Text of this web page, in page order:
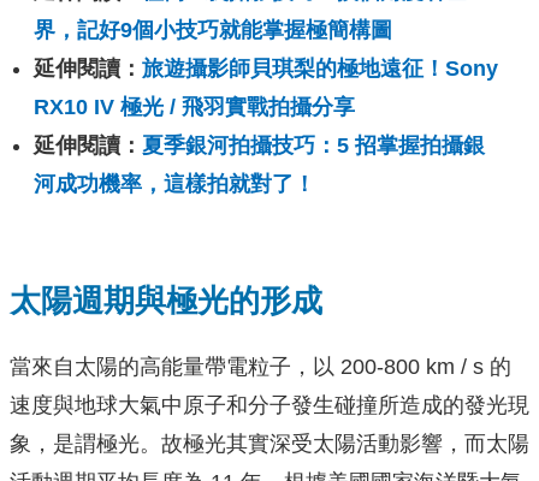
界，記好9個小技巧就能掌握極簡構圖
延伸閱讀： 旅遊攝影師貝琪梨的極地遠征！Sony
RX10 IV 極光 / 飛羽實戰拍攝分享
延伸閱讀： 夏季銀河拍攝技巧：5 招掌握拍攝銀
河成功機率，這樣拍就對了！
太陽週期與極光的形成
當來自太陽的高能量帶電粒子，以 200-800 km / s 的
速度與地球大氣中原子和分子發生碰撞所造成的發光現
象，是謂極光。故極光其實深受太陽活動影響，而太陽